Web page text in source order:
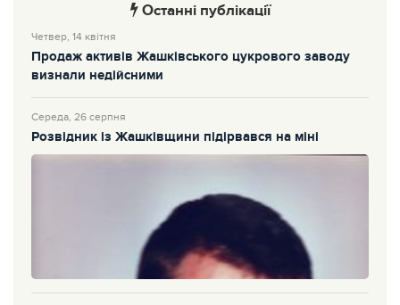
Останні публікації
Четвер, 14 квітня
Продаж активів Жашківського цукрового заводу
визнали недійсними
Середа, 26 серпня
Розвідник із Жашківщини підірвався на міні